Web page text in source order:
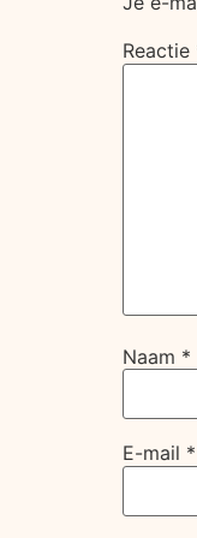
Reactie
Naam *
E-mail *